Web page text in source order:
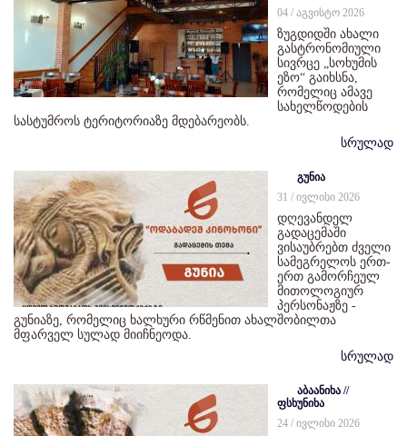
04 / აგვისტო 2026
ზუგდიდში ახალი
გასტრონომიული
სივრცე „სოხუმის
ეზო“ გაიხსნა,
რომელიც ამავე
სახელწოდების
სასტუმროს ტერიტორიაზე მდებარეობს.
სრულად
გუნია
31 / ივლისი 2026
დღევანდელ
გადაცემაში
ვისაუბრებთ ძველი
სამეგრელოს ერთ-
ერთ გამორჩეულ
მითოლოგიურ
პერსონაჟზე -
გუნიაზე, რომელიც ხალხური რწმენით ახალშობილთა
მფარველ სულად მიიჩნეოდა.
სრულად
აბაანიხა //
ფსხუნიხა
24 / ივლისი 2026